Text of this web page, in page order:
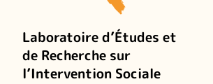
Laboratoire d’Études et
de Recherche sur
l’Intervention Sociale